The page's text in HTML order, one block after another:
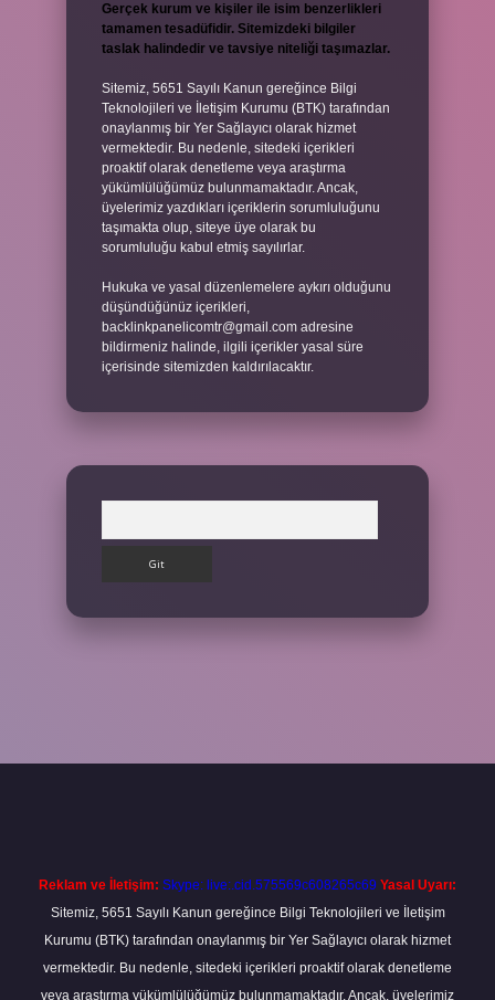
Gerçek kurum ve kişiler ile isim benzerlikleri
tamamen tesadüfidir. Sitemizdeki bilgiler
taslak halindedir ve tavsiye niteliği taşımazlar.
Sitemiz, 5651 Sayılı Kanun gereğince Bilgi
Teknolojileri ve İletişim Kurumu (BTK) tarafından
onaylanmış bir Yer Sağlayıcı olarak hizmet
vermektedir. Bu nedenle, sitedeki içerikleri
proaktif olarak denetleme veya araştırma
yükümlülüğümüz bulunmamaktadır. Ancak,
üyelerimiz yazdıkları içeriklerin sorumluluğunu
taşımakta olup, siteye üye olarak bu
sorumluluğu kabul etmiş sayılırlar.
Hukuka ve yasal düzenlemelere aykırı olduğunu
düşündüğünüz içerikleri,
backlinkpanelicomtr@gmail.com adresine
bildirmeniz halinde, ilgili içerikler yasal süre
içerisinde sitemizden kaldırılacaktır.
Reklam ve İletişim: Skype: live:.cid.575569c608265c69 Yasal Uyarı:
Sitemiz, 5651 Sayılı Kanun gereğince Bilgi Teknolojileri ve İletişim
Kurumu (BTK) tarafından onaylanmış bir Yer Sağlayıcı olarak hizmet
vermektedir. Bu nedenle, sitedeki içerikleri proaktif olarak denetleme
veya araştırma yükümlülüğümüz bulunmamaktadır. Ancak, üyelerimiz